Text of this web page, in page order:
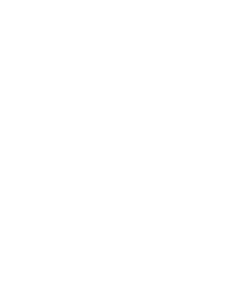
offriamo una Prova gratuita, i
saranno forniti al momento
promozionali e/o nella
ne descrivono i dettagli.
gratuita è soggetto al rispetto di
funzionalità Beta che
feedback. L’utilizzo di tali
essere soggetto al pagamento
comprende e accetta che
Beta è volontario e non
alcuna Funzionalità Beta.